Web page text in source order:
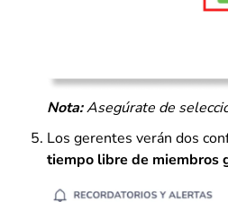
Nota:Asegúrate de
Los gerentes verán dos
tiempo libre de miembros